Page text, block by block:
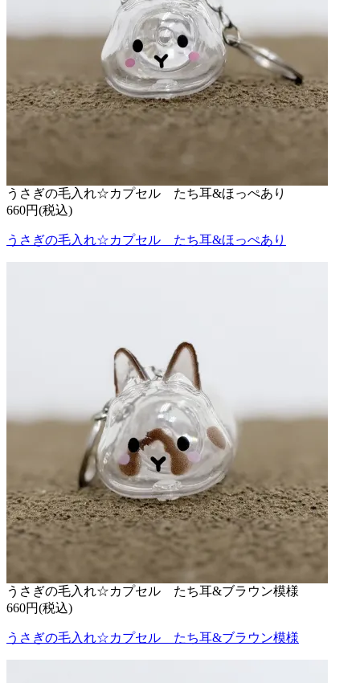
うさぎの毛入れ☆カプセル たち耳&ほっぺあり
660円(税込)
うさぎの毛入れ☆カプセル たち耳&ほっぺあり
うさぎの毛入れ☆カプセル たち耳&ブラウン模様
660円(税込)
うさぎの毛入れ☆カプセル たち耳&ブラウン模様